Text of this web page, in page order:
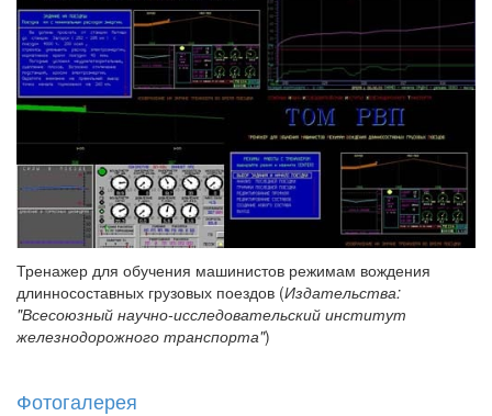
Тренажер для обучения машинистов режимам вождения
длинносоставных грузовых поездов (Издательства:
"Всесоюзный научно-исследовательский институт
железнодорожного транспорта")
Фотогалерея